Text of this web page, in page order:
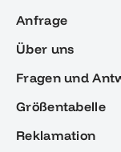
Anfrage
Über uns
Fragen und
Größentabelle
Reklamation